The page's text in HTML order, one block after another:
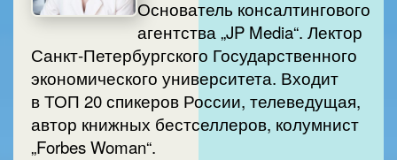
Основатель консалтингового
агентства „JP Media“. Лектор
Санкт-Петербургского Государственного
экономического университета. Входит
в ТОП 20 спикеров России, телеведущая,
автор книжных бестселлеров, колумнист
„Forbes Woman“.